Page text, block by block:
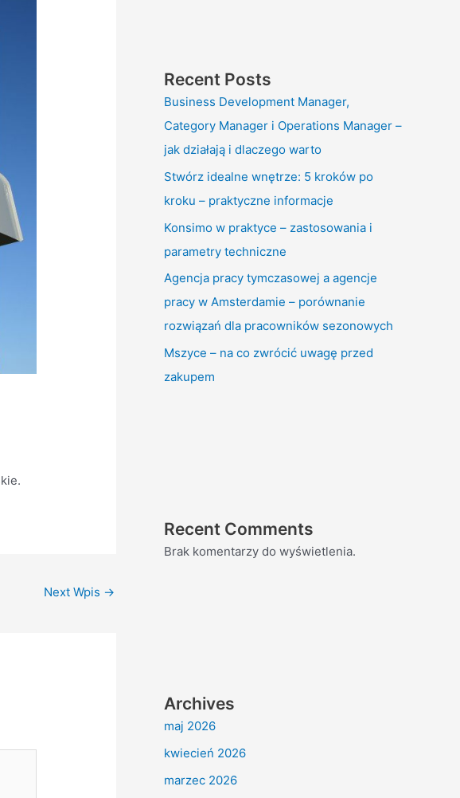
Next Wpis →
Recent Posts
Business Development Manager,
Category Manager i Operations Manager –
jak działają i dlaczego warto
Stwórz idealne wnętrze: 5 kroków po
kroku – praktyczne informacje
Konsimo w praktyce – zastosowania i
parametry techniczne
Agencja pracy tymczasowej a agencje
pracy w Amsterdamie – porównanie
rozwiązań dla pracowników sezonowych
Mszyce – na co zwrócić uwagę przed
zakupem
Recent Comments
Brak komentarzy do wyświetlenia.
Archives
maj 2026
kwiecień 2026
marzec 2026